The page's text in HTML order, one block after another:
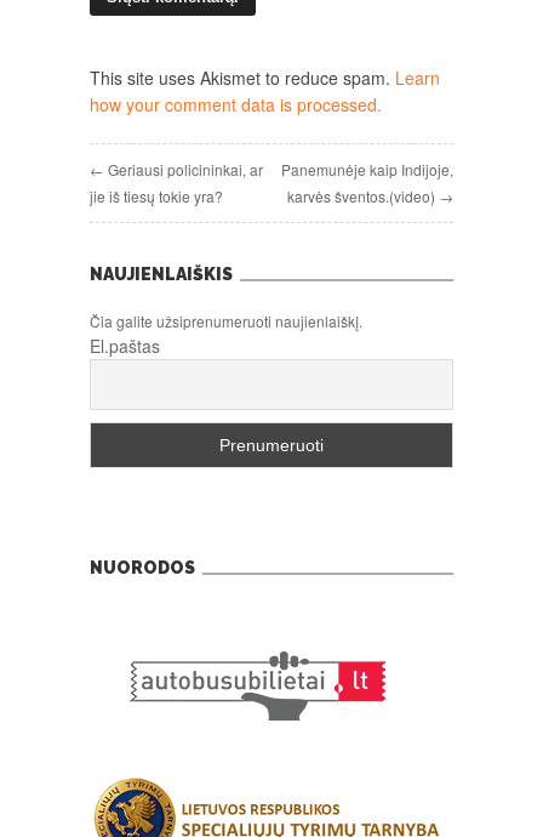
This site uses Akismet to reduce spam. Learn
how your comment data is processed.
← Geriausi policininkai, ar
jie iš tiesų tokie yra?
Panemunėje kaip Indijoje,
karvės šventos.(video) →
NAUJIENLAIŠKIS
Čia galite užsiprenumeruoti naujienlaiškį.
El.paštas
NUORODOS